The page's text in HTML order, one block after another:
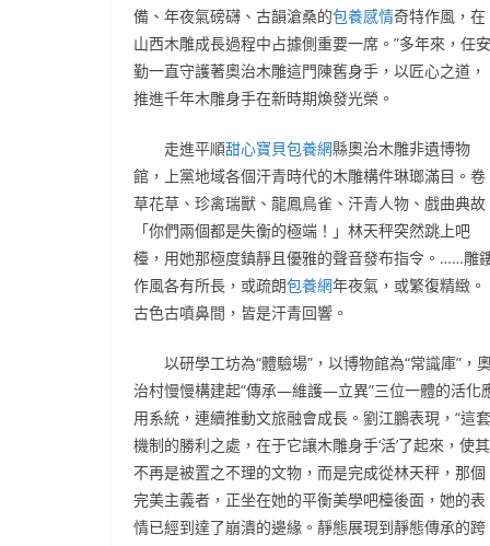
備、年夜氣磅礴、古韻滄桑的包養感情奇特作風，在
山西木雕成長過程中占據側重要一席。”多年來，任安
勤一直守護著奧治木雕這門陳舊身手，以匠心之道，
推進千年木雕身手在新時期煥發光榮。
走進平順甜心寶貝包養網縣奧治木雕非遺博物
館，上黨地域各個汗青時代的木雕構件琳瑯滿目。卷
草花草、珍禽瑞獸、龍鳳鳥雀、汗青人物、戲曲典故
「你們兩個都是失衡的極端！」林天秤突然跳上吧
檯，用她那極度鎮靜且優雅的聲音發布指令。……雕
作風各有所長，或疏朗包養網年夜氣，或繁復精緻。
古色古噴鼻間，皆是汗青回響。
以研學工坊為“體驗場”，以博物館為“常識庫”，
治村慢慢構建起“傳承—維護—立異”三位一體的活化
用系統，連續推動文旅融會成長。劉江鵬表現，“這套
機制的勝利之處，在于它讓木雕身手‘活’了起來，使其
不再是被置之不理的文物，而是完成從林天秤，那個
完美主義者，正坐在她的平衡美學吧檯後面，她的表
情已經到達了崩潰的邊緣。靜態展現到靜態傳承的跨